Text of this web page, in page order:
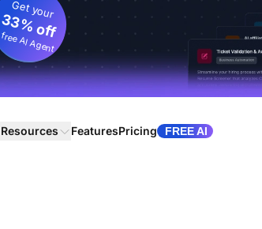
Get your
33% off
AI Agent
Resources FeaturesPricing FREE AI